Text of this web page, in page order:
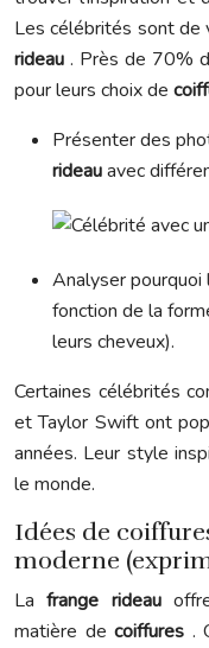
Les célébrités sont de
rideau . Près de 70%
pour leurs choix de
Présenter des
rideauavec
Analyser pourquoi
fonction de la
leurs cheveux).
Certaines célébrités
et Taylor Swift ont
années. Leur style
le monde.
Idées de
moderne
Lafrange rideau
matière decoiffures .